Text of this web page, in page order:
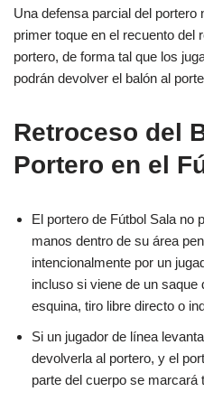
Una defensa parcial del
primer toque en el recuento del
portero, de forma tal que los
podrán devolver el balón al
Retroceso del
Portero en el
El portero de Fútbol Sala no
manos dentro de su área
intencionalmente por un
incluso si viene de un saque
esquina, tiro libre directo o
Si un jugador de línea
devolverla al portero, y el
parte del cuerpo se marcará